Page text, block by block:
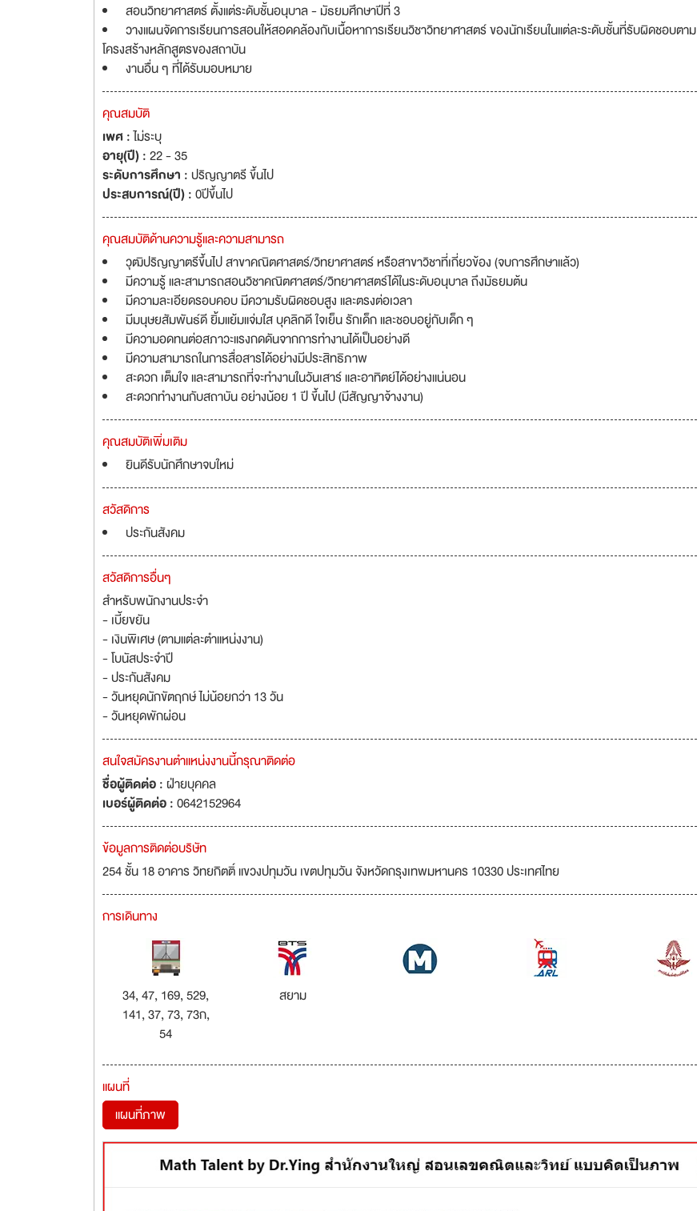
สอนวิทยาศาสตร์ ตั้งแต่ระดับชั้นอนุบาล - มัธยมศึกษาปีที่ 3
วางแผนจัดการเรียนการสอนให้สอดคล้องกับเนื้อหาการเรียนวิชาวิทยาศาสตร์ ของนักเรียนในแต่ละระดับชั้นที่รับผิดชอบตาม
โครงสร้างหลักสูตรของสถาบัน
งานอื่น ๆ ที่ได้รับมอบหมาย
คุณสมบัติ
เพศ :ไม่ระบุ
อายุ(ปี) :22 - 35
ระดับการศึกษา :ปริญญาตรี ขึ้นไป
ประสบการณ์(ปี) :0ปีขึ้นไป
คุณสมบัติด้านความรู้และความสามารถ
วุฒิปริญญาตรีขึ้นไป สาขาคณิตศาสตร์/วิทยาศาสตร์ หรือสาขาวิชาที่เกี่ยวข้อง (จบการศึกษาแล้ว)
มีความรู้ และสามารถสอนวิชาคณิตศาสตร์/วิทยาศาสตร์ได้ในระดับอนุบาล ถึงมัธยมต้น
มีความละเอียดรอบคอบ มีความรับผิดชอบสูง และตรงต่อเวลา
มีมนุษยสัมพันธ์ดี ยิ้มแย้มแจ่มใส บุคลิกดี ใจเย็น รักเด็ก และชอบอยู่กับเด็ก ๆ
มีความอดทนต่อสภาวะแรงกดดันจากการทำงานได้เป็นอย่างดี
มีความสามารถในการสื่อสารได้อย่างมีประสิทธิภาพ
สะดวก เต็มใจ และสามารถที่จะทำงานในวันเสาร์ และอาทิตย์ได้อย่างแน่นอน
สะดวกทำงานกับสถาบัน อย่างน้อย 1 ปี ขึ้นไป (มีสัญญาจ้างงาน)
คุณสมบัติเพิ่มเติม
ยินดีรับนักศึกษาจบใหม่
สวัสดิการ
ประกันสังคม
สวัสดิการอื่นๆ
สำหรับพนักงานประจำ
- เบี้ยขยัน
- เงินพิเศษ (ตามแต่ละตำแหน่งงาน)
- โบนัสประจำปี
- ประกันสังคม
- วันหยุดนักขัตฤกษ์ ไม่น้อยกว่า 13 วัน
- วันหยุดพักผ่อน
สนใจสมัครงานตำแหน่งงานนี้กรุณาติดต่อ
ชื่อผู้ติดต่อ :ฝ่ายบุคคล
เบอร์ผู้ติดต่อ :0642152964
ข้อมูลการติดต่อบริษัท
254 ชั้น 18 อาคาร วิทยกิตติ์ แขวงปทุมวัน เขตปทุมวัน จังหวัดกรุงเทพมหานคร 10330 ประเทศไทย
การเดินทาง
34, 47, 169, 529,
141, 37, 73, 73ก,
54
สยาม
แผนที่
แผนที่ภาพ